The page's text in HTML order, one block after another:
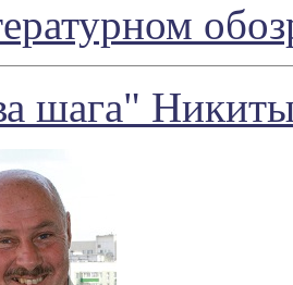
шага"